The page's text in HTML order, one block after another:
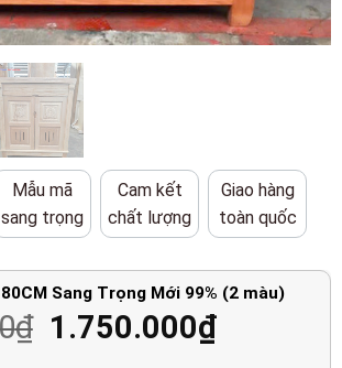
Mẫu mã
sang trọng
Cam kết
chất lượng
Giao hàng
toàn quốc
Sang Trọng Mới 99% (2 màu)
₫ Giá
1.750.000₫Giá